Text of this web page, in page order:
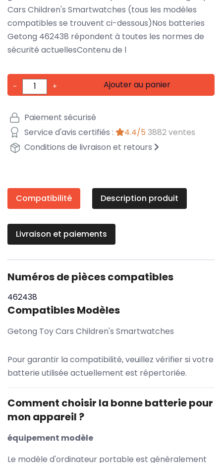
Cars Children's Smartwatches (tous les modèles
compatibles se trouvent ci-dessous)Nos batteries
Getong 462438 répondent à toutes les normes de
sécurité actuellesContenu de l
- + Ajouter au panier
Paiement sécurisé
Service d'avis certifiés :
4.4/5 3882 ventes
Conditions de livraison et retours
Compatibilité Description produit
Livraison et paiements
Numéros de pièces compatibles
462438
Compatibles Modèles
Getong Toy Cars Children's Smartwatches
Pour garantir la compatibilité, veuillez vérifier si votre
batterie utilisée actuellement est répertoriée.
Comment choisir la bonne batterie pour
mon appareil ?
équipement modèle
Le modèle d'ordinateur portable est généralement